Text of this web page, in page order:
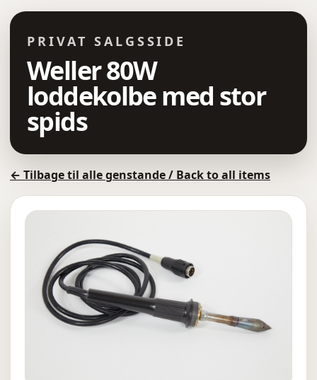
PRIVAT SALGSSIDE
Weller 80W
loddekolbe med stor
spids
← Tilbage til alle genstande / Back to all items